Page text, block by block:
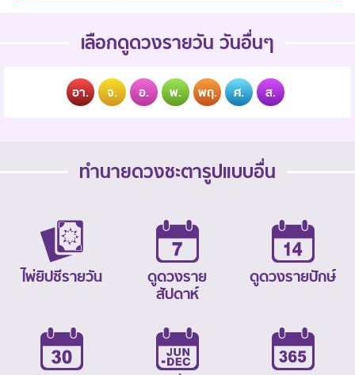
เลือกดูดวงรายวัน วันอื่นๆ
อา. จ. อ. พ. พฤ. ศ. ส.
ทำนายดวงชะตารูปแบบอื่น
ไพ่ยิปซีรายวัน
ดูดวงราย
สัปดาห์
ดูดวงรายปักษ์